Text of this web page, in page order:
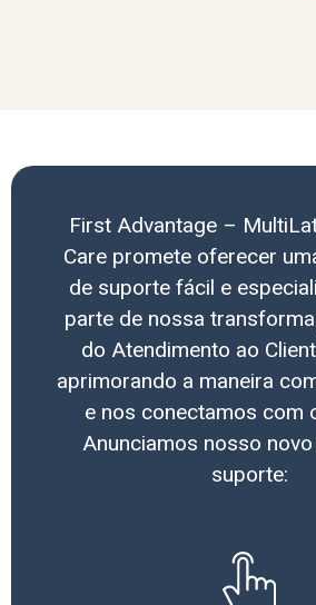
First Advantage –
Care promete oferecer
de suporte fácil e
parte de nossa
do Atendimento ao
aprimorando a maneira
e nos conectamos com
Anunciamos nosso
suporte: